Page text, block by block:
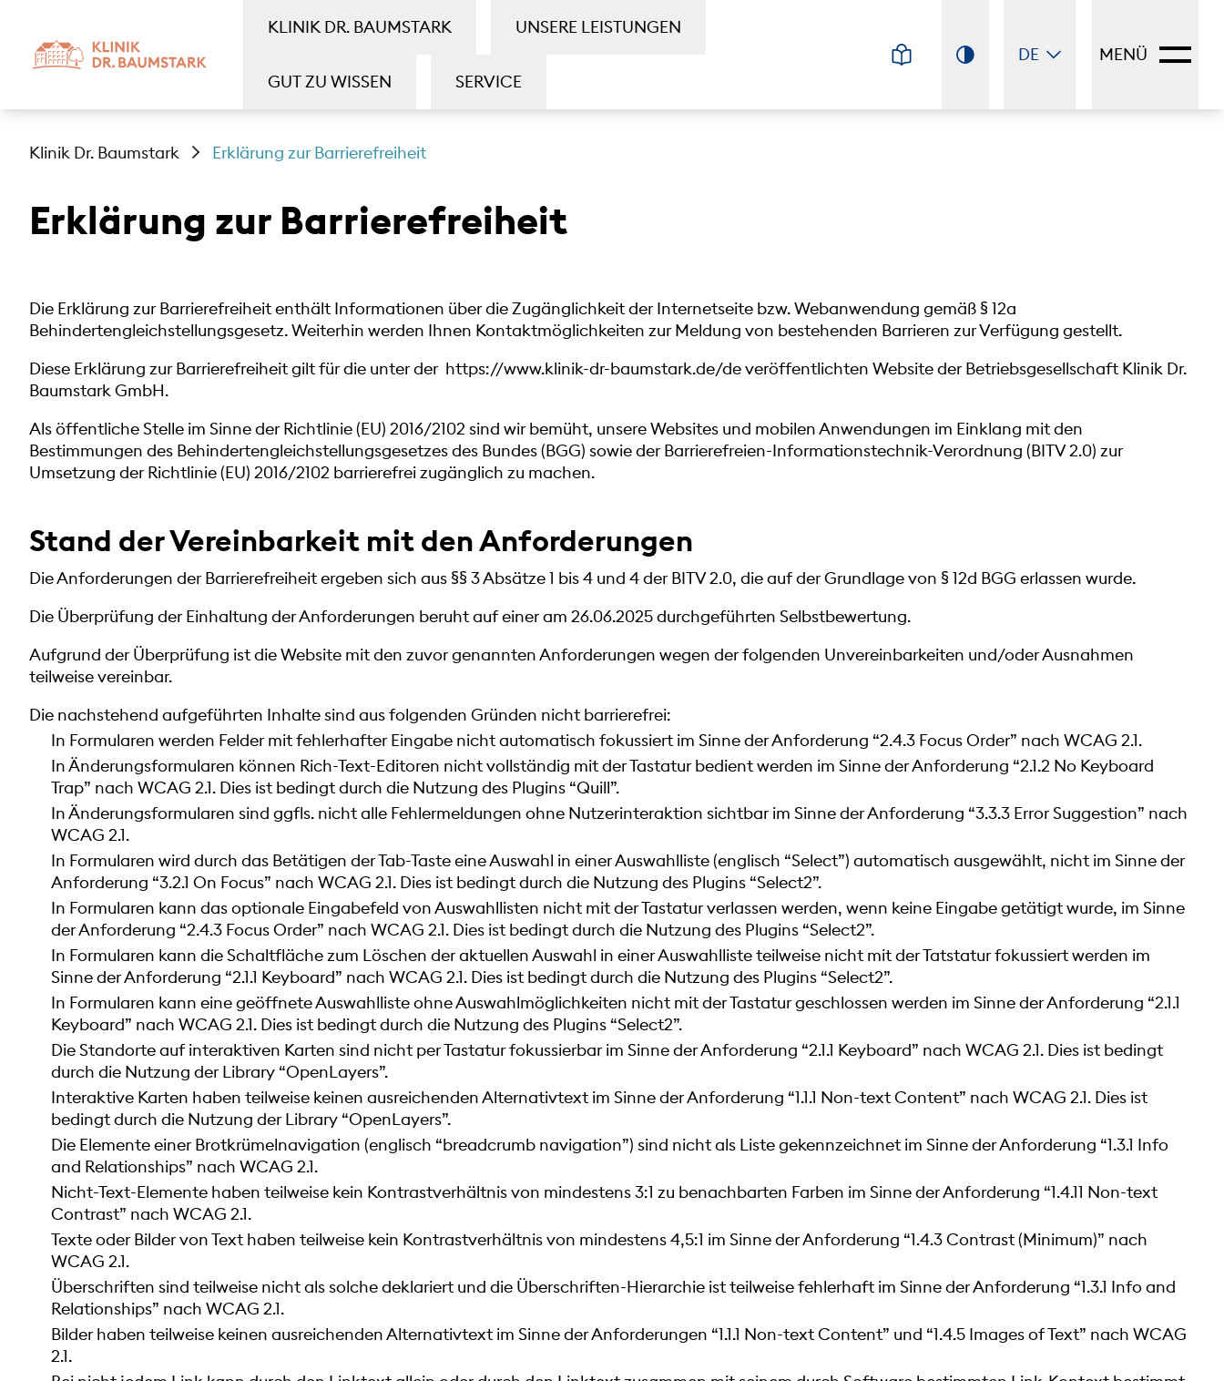
KLINIK DR. BAUMSTARK UNSERE LEISTUNGEN
GUT ZU WISSEN SERVICE
DE MENÜ
Klinik Dr. Baumstark Erklärung zur Barrierefreiheit
Erklärung zur Barrierefreiheit
Die Erklärung zur Barrierefreiheit enthält Informationen über die Zugänglichkeit der Internetseite bzw. Webanwendung gemäß § 12a
Behindertengleichstellungsgesetz. Weiterhin werden Ihnen Kontaktmöglichkeiten zur Meldung von bestehenden Barrieren zur Verfügung gestellt.
Diese Erklärung zur Barrierefreiheit gilt für die unter der https://www.klinik-dr-baumstark.de/deveröffentlichten Website der Betriebsgesellschaft Klinik Dr.
Baumstark GmbH.
Als öffentliche Stelle im Sinne der Richtlinie (EU) 2016/2102 sind wir bemüht, unsere Websites und mobilen Anwendungen im Einklang mit den
Bestimmungen des Behindertengleichstellungsgesetzes des Bundes (BGG) sowie der Barrierefreien-Informationstechnik-Verordnung (BITV 2.0) zur
Umsetzung der Richtlinie (EU) 2016/2102 barrierefrei zugänglich zu machen.
Stand der Vereinbarkeit mit den Anforderungen
Die Anforderungen der Barrierefreiheit ergeben sich aus §§ 3 Absätze 1 bis 4 und 4 der BITV 2.0, die auf der Grundlage von § 12d BGG erlassen wurde.
Die Überprüfung der Einhaltung der Anforderungen beruht auf einer am 26.06.2025 durchgeführten Selbstbewertung.
Aufgrund der Überprüfung ist die Website mit den zuvor genannten Anforderungen wegen der folgenden Unvereinbarkeiten und/oder Ausnahmen
teilweise vereinbar.
Die nachstehend aufgeführten Inhalte sind aus folgenden Gründen nicht barrierefrei:
In Formularen werden Felder mit fehlerhafter Eingabe nicht automatisch fokussiert im Sinne der Anforderung “2.4.3 Focus Order” nach WCAG 2.1.
In Änderungsformularen können Rich-Text-Editoren nicht vollständig mit der Tastatur bedient werden im Sinne der Anforderung “2.1.2 No Keyboard
Trap” nach WCAG 2.1. Dies ist bedingt durch die Nutzung des Plugins “Quill”.
In Änderungsformularen sind ggfls. nicht alle Fehlermeldungen ohne Nutzerinteraktion sichtbar im Sinne der Anforderung “3.3.3 Error Suggestion” nach
WCAG 2.1.
In Formularen wird durch das Betätigen der Tab-Taste eine Auswahl in einer Auswahlliste (englisch “Select”) automatisch ausgewählt, nicht im Sinne der
Anforderung “3.2.1 On Focus” nach WCAG 2.1. Dies ist bedingt durch die Nutzung des Plugins “Select2”.
In Formularen kann das optionale Eingabefeld von Auswahllisten nicht mit der Tastatur verlassen werden, wenn keine Eingabe getätigt wurde, im Sinne
der Anforderung “2.4.3 Focus Order” nach WCAG 2.1. Dies ist bedingt durch die Nutzung des Plugins “Select2”.
In Formularen kann die Schaltfläche zum Löschen der aktuellen Auswahl in einer Auswahlliste teilweise nicht mit der Tatstatur fokussiert werden im
Sinne der Anforderung “2.1.1 Keyboard” nach WCAG 2.1. Dies ist bedingt durch die Nutzung des Plugins “Select2”.
In Formularen kann eine geöffnete Auswahlliste ohne Auswahlmöglichkeiten nicht mit der Tastatur geschlossen werden im Sinne der Anforderung “2.1.1
Keyboard” nach WCAG 2.1. Dies ist bedingt durch die Nutzung des Plugins “Select2”.
Die Standorte auf interaktiven Karten sind nicht per Tastatur fokussierbar im Sinne der Anforderung “2.1.1 Keyboard” nach WCAG 2.1. Dies ist bedingt
durch die Nutzung der Library “OpenLayers”.
Interaktive Karten haben teilweise keinen ausreichenden Alternativtext im Sinne der Anforderung “1.1.1 Non-text Content” nach WCAG 2.1. Dies ist
bedingt durch die Nutzung der Library “OpenLayers”.
Die Elemente einer Brotkrümelnavigation (englisch “breadcrumb navigation”) sind nicht als Liste gekennzeichnet im Sinne der Anforderung “1.3.1 Info
and Relationships” nach WCAG 2.1.
Nicht-Text-Elemente haben teilweise kein Kontrastverhältnis von mindestens 3:1 zu benachbarten Farben im Sinne der Anforderung “1.4.11 Non-text
Contrast” nach WCAG 2.1.
Texte oder Bilder von Text haben teilweise kein Kontrastverhältnis von mindestens 4,5:1 im Sinne der Anforderung “1.4.3 Contrast (Minimum)” nach
WCAG 2.1.
Überschriften sind teilweise nicht als solche deklariert und die Überschriften-Hierarchie ist teilweise fehlerhaft im Sinne der Anforderung “1.3.1 Info and
Relationships” nach WCAG 2.1.
Bilder haben teilweise keinen ausreichenden Alternativtext im Sinne der Anforderungen “1.1.1 Non-text Content” und “1.4.5 Images of Text” nach WCAG
2.1.